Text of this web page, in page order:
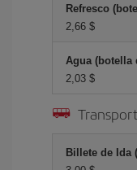
Refresco
2,66 $
Agua (botella
2,03 $
Billete de Ida